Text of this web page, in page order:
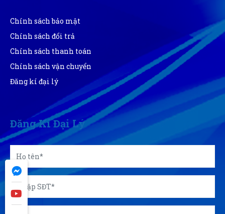
Trực Đặng
(Đánh giá 1 năm trước)
Thà không bán chớ bán là phải hàng chuẩn. Kết nhất
câu này của chủ shop
TV
Thạnh Võ
(Đánh giá 1 năm trước)
Thái độ phục vụ tốt, nhân viên niềm nở
ÁT
(Đánh giá 1 năm trước)
Chính sách bảo mật
Chính sách đổi trả
Chính sách thanh toán
Chính sách vận chuyển
Đăng kí đại lý
Đăng Kí Đại Lý